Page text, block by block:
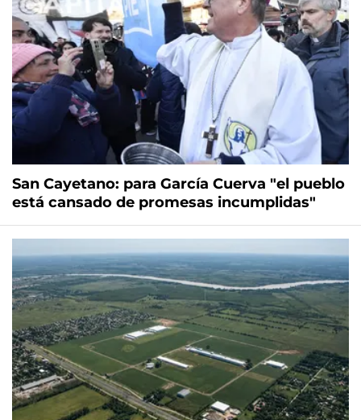
San Cayetano: para García Cuerva "el pueblo
está cansado de promesas incumplidas"